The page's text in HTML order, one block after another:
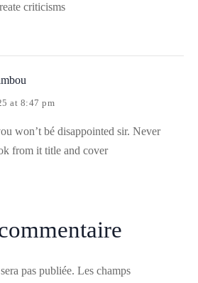
criticisms
at 8:47 pm
won’t bé disappointed sir. Never
from it title and cover
pas publiée. Les champs